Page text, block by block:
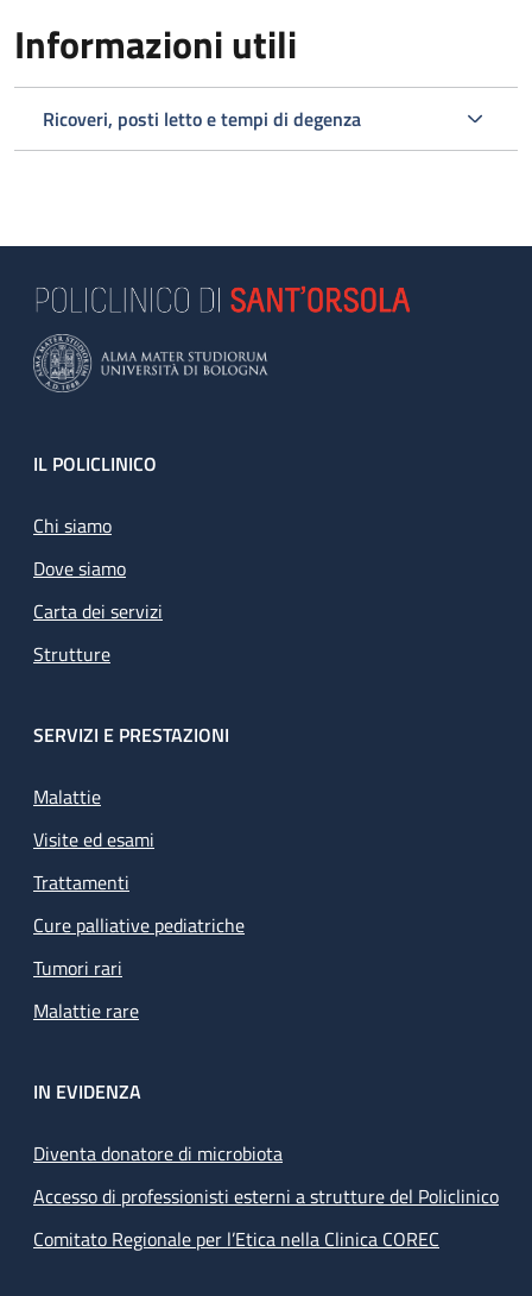
Informazioni utili
Ricoveri, posti letto e tempi di degenza
Footer
IL POLICLINICO
Chi siamo
Dove siamo
Carta dei servizi
Strutture
SERVIZI E PRESTAZIONI
Malattie
Visite ed esami
Trattamenti
Cure palliative pediatriche
Tumori rari
Malattie rare
IN EVIDENZA
Diventa donatore di microbiota
Accesso di professionisti esterni a strutture del Policlinico
Comitato Regionale per l’Etica nella Clinica COREC